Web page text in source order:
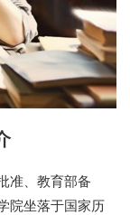
准、教育部备
院坐落于国家历